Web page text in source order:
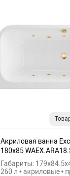
Акриловая ванна
180x85
Габариты:
260 л • акриловые •